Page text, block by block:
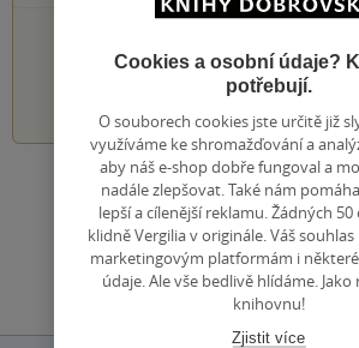
3 4 5
Zobrazit všechna
Přidat
Cookies a osobní údaje?
potřebují.
O souborech cookies jste určitě již
využíváme ke shromažďování a
aby náš e-shop dobře fungoval a
nadále zlepšovat. Také nám
lepší a cílenější reklamu. Žádných
klidně Vergilia v originále. Váš
marketingovým platformám i
údaje. Ale vše bedlivě hlídáme.
knihovnu!
Zjistit více